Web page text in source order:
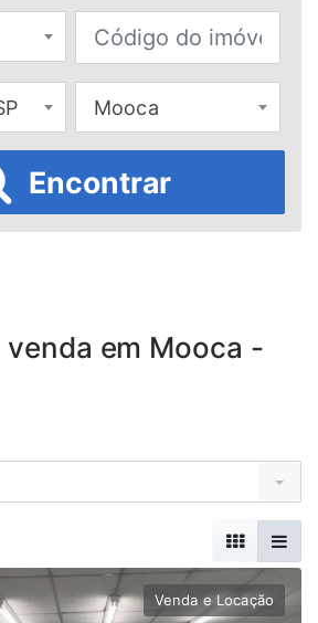
Mooca
Encontrar
venda em Mooca -
Venda e Locação